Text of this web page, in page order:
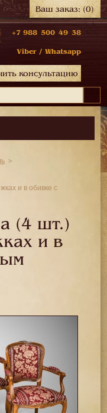
Ваш заказ:(0)
+7 988 500 49 38
Viber / Whatsapp
консультацию
и в обивке с
(4 шт.)
и в